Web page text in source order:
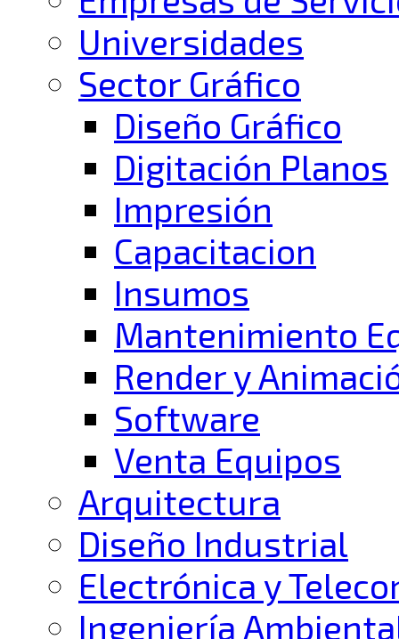
Universidades
Sector Gráfico
Diseño Gráfico
Digitación Planos
Impresión
Capacitacion
Insumos
Mantenimiento
Render y
Software
Venta Equipos
Arquitectura
Diseño Industrial
Electrónica y
Ingeniería